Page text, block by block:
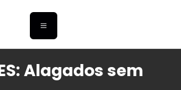
Alagados sem